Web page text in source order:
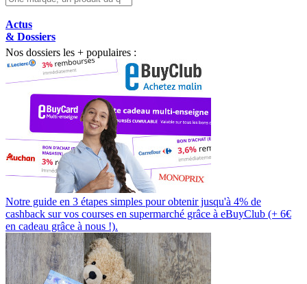
Actus
& Dossiers
Nos dossiers les + populaires :
Notre guide en 3 étapes simples pour obtenir jusqu'à 4% de
cashback sur vos courses en supermarché grâce à eBuyClub (+ 6€
en cadeau grâce à nous !).